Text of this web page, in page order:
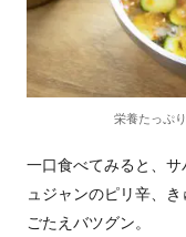
栄養たっぷ
一口食べてみると、
ュジャンのピリ辛、
ごたえバツグン。